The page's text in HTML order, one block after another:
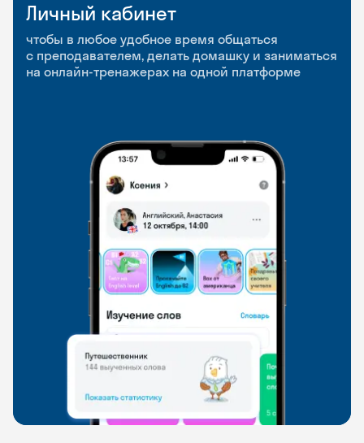
Личный кабинет
чтобы в любое удобное время общаться
с преподавателем, делать домашку и заниматься
на онлайн-тренажерах на одной платформе
Мобильное
приложение
чтобы заниматься и изучать новые слова где
и когда удобно
Разговорные клубы
и Talks
Групповые занятия для разговорной практики
и индивидуальные встречи с преподавателями